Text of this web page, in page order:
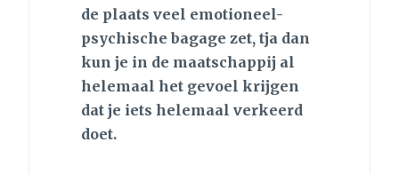
de plaats veel emotioneel-
psychische bagage zet, tja dan
kun je in de maatschappij al
helemaal het gevoel krijgen
dat je iets helemaal verkeerd
doet.